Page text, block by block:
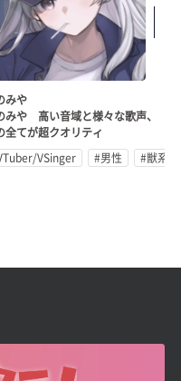
みや
みや 高い音域と様々な歌声、
全てが超クオリティ
VSinger
#男性 #獣系